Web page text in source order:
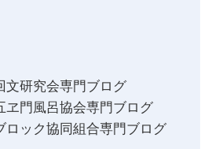
研究会専門ブログ
ヱ門風呂協会専門ブログ
ック協同組合専門ブログ